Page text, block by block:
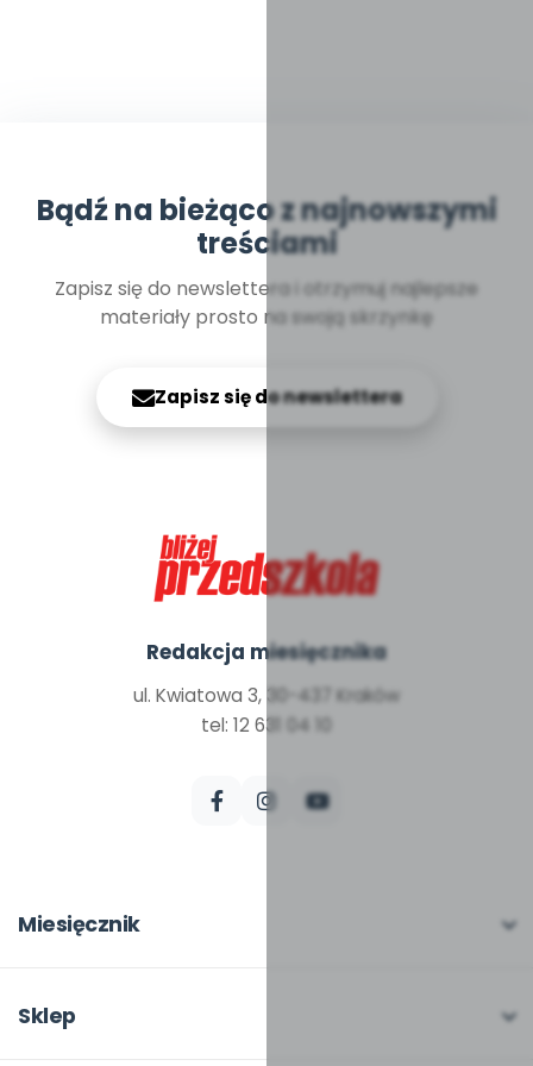
Bądź na bieżąco z najnowszymi
treściami
Zapisz się do newslettera i otrzymuj najlepsze
materiały prosto na swoją skrzynkę
Zapisz się do newslettera
Redakcja miesięcznika
ul. Kwiatowa 3, 30-437 Kraków
tel: 12 631 04 10
Miesięcznik
W numerze
Sklep